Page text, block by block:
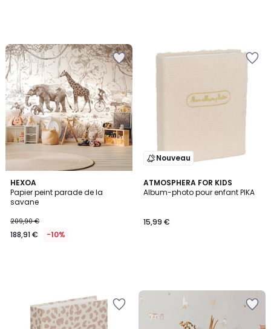
HEXOA
Papier peint parade de la
savane
209,90 €
188,91 € -10%
Nouveau
ATMOSPHERA FOR KIDS
Album-photo pour enfant PIKA
15,99 €